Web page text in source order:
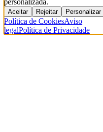
personalizada.
Aceitar Rejeitar Personalizar
Política de CookiesAviso
legalPolítica de Privacidade